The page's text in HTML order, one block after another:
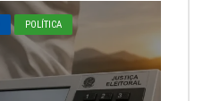
POLÍTICA